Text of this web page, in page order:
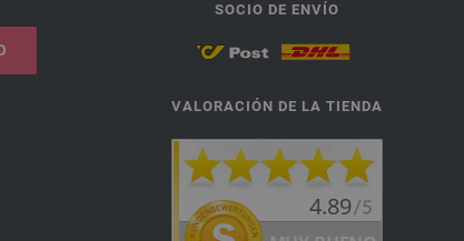
SOCIO DE ENVÍO
VALORACIÓN DE LA TIENDA